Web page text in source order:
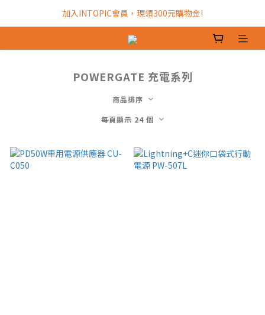
加入INTOPIC會員，現領300元購物金!
加入INTOPIC會員，現領300元購物金!
全館滿$499免運費!
POWERGATE 充電系列
商品排序
每頁顯示 24 個